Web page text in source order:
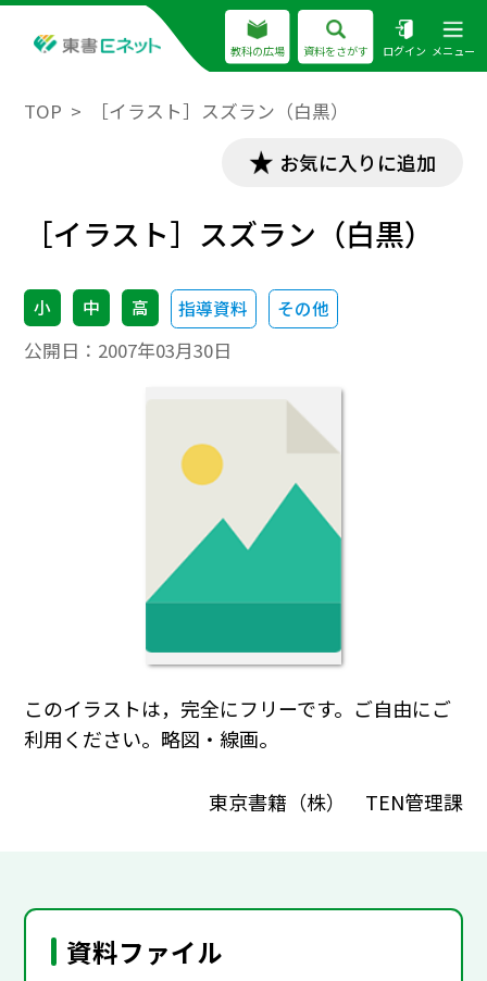
教科の広場 資料をさがす ログイン メニュー
TOP ［イラスト］スズラン（白黒）
お気に入りに追加
［イラスト］スズラン（白黒）
小 中 高 指導資料 その他
公開日： 2007年03月30日
このイラストは，完全にフリーです。ご自由にご
利用ください。略図・線画。
東京書籍（株） TEN管理課
資料ファイル